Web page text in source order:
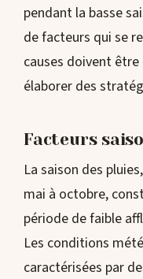
pendant la basse
de facteurs qui se
causes doivent
élaborer des
Facteurs
La saison des
mai à octobre,
période de faible
Les conditions
caractérisées par